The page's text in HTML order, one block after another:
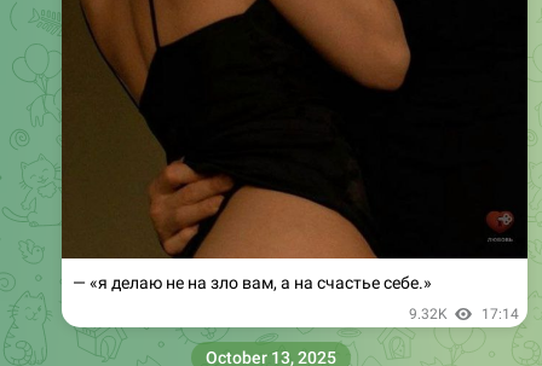
— «я делаю не на зло вам, а на счастье себе.»
9.32K 17:14
October 13, 2025